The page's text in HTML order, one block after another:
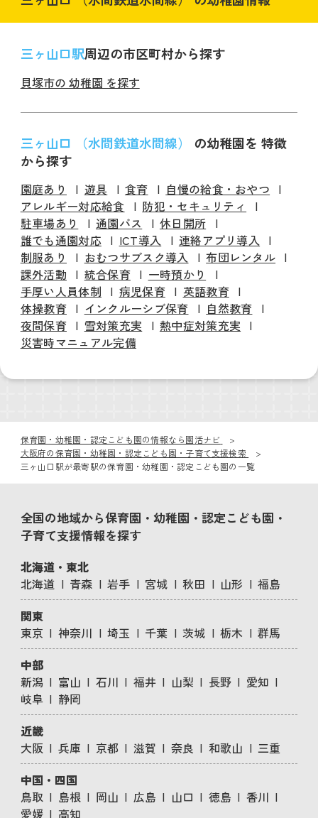
三ヶ山口駅周辺の市区町村から探す
貝塚市の 幼稚園 を探す
三ヶ山口 （水間鉄道水間線） の幼稚園を 特徴
から探す
園庭あり 遊具 食育
自慢の給食・おやつ
アレルギー対応給食
防犯・セキュリティ
駐車場あり
通園バス
休日開所
誰でも通園対応
ICT導入
連絡アプリ導入
制服あり
おむつサブスク導入
布団レンタル
課外活動
統合保育
一時預かり
手厚い人員体制
病児保育
英語教育
体操教育
インクルーシブ保育
自然教育
夜間保育
雪対策充実
熱中症対策充実
災害時マニュアル完備
保育園・幼稚園・認定こども園の情報なら園活ナビ
大阪府の保育園・幼稚園・認定こども園・子育て支援検索
三ヶ山口駅が最寄駅の保育園・幼稚園・認定こども園の一覧
全国の地域から保育園・幼稚園・認定こども園・
子育て支援情報を探す
北海道・東北
北海道
青森 岩手 宮城 秋田 山形
福島
関東
東京
神奈川 埼玉 千葉 茨城 栃木
群馬
中部
新潟
富山 石川 福井 山梨 長野
愛知
岐阜
静岡
近畿
大阪
兵庫 京都 滋賀 奈良 和歌山
三重
中国・四国
鳥取
島根 岡山 広島 山口 徳島
香川
愛媛
高知